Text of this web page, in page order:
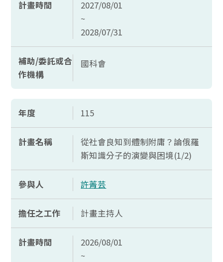
計畫時間
2027/08/01
~
2028/07/31
補助/委託或合
作機構
國科會
年度 115
計畫名稱
從社會良知到體制附庸？論俄羅
斯知識分子的演變與困境(1/2)
參與人 許菁芸
擔任之工作 計畫主持人
計畫時間
2026/08/01
~